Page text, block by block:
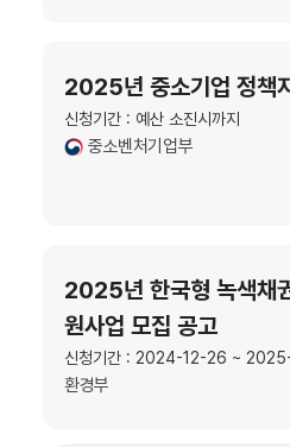
2025년 중소기업 정책
신청기간 : 예산 소진시까지
중소벤처기업부
2025년 한국형 녹색채
원사업 모집 공고
신청기간 : 2024-12-26 ~
환경부